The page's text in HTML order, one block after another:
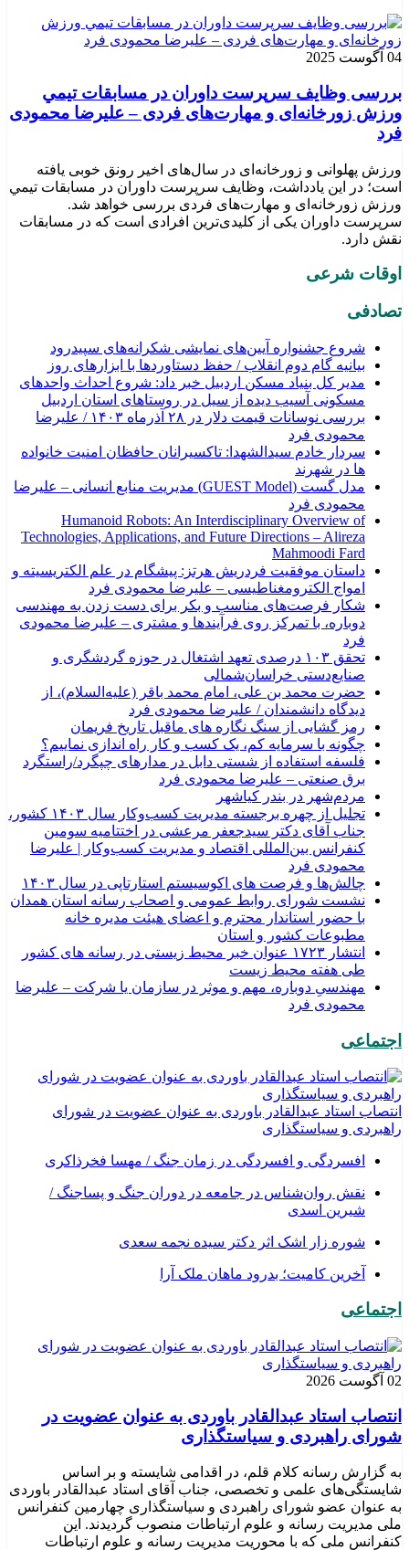
04 آگوست 2025
بررسی وظايف سرپرست داوران در مسابقات تیمي
ورزش زورخانه‌ای و مهارت‌های فردی – علیرضا محمودی
فرد
ورزش پهلوانی و زورخانه‌ای در سال‌های اخیر رونق خوبی یافته
است؛ در این یادداشت، وظایف سرپرست داوران در مسابقات تیمي
ورزش زورخانه‌ای و مهارت‌های فردی بررسی خواهد شد.
سرپرست داوران یکی از کلیدی‌ترین افرادی است که در مسابقات
نقش دارد.
اوقات شرعی
تصادفی
شروع جشنواره آیین‌های نمایشی شکرانه‌های سپیدرود
بیانیه گام دوم انقلاب / حفظ دستاوردها با ابزارهای روز
مدیر کل بنیاد مسکن اردبیل خبر داد: شروع احداث واحدهای
مسکونی آسیب دیده از سیل در روستاهای استان اردبیل
بررسی نوسانات قیمت دلار در ۲۸ آذرماه ۱۴۰۳ / علیرضا
محمودی فرد
سردار خادم سیدالشهدا: تاکسیرانان حافظان امنیت خانواده
ها در شهرند
مدل گست (GUEST Model) مدیریت منابع انسانی – علیرضا
محمودی فرد
Humanoid Robots: An Interdisciplinary Overview of
Technologies, Applications, and Future Directions – Alireza
Mahmoodi Fard
داستان موفقیت فردریش هرتز: پیشگام در علم الکتریسیته و
امواج الکترومغناطیسی – علیرضا محمودی فرد
شکار فرصت‌های مناسب و بکر برای دست زدن به مهندسی
دوباره، با تمرکز روی فرآیندها و مشتری – علیرضا محمودی
فرد
تحقق ۱۰۳ درصدی تعهد اشتغال در حوزه گردشگری و
صنایع‌دستی خراسان‌شمالی
حضرت محمد بن علی، امام محمد باقر (علیه‌السلام)، از
دیدگاه دانشمندان / علیرضا محمودی فرد
رمز گشایی از سنگ نگاره های ماقبل تاریخ فریمان‎
چگونه با سرمایه کم، یک کسب و کار راه اندازی نماییم؟
فلسفه استفاده از شستی دابل در مدارهای چپگرد/راستگرد
برق صنعتی – علیرضا محمودی فرد
مردم‌شهر در بندر کیاشهر
تجلیل از چهره برجسته مدیریت کسب‌وکار سال ۱۴۰۳ کشور،
جناب آقای دکتر سیدجعفر مرعشی در اختتامیه سومین
کنفرانس بین‌المللی اقتصاد و مدیریت کسب‌وکار | علیرضا
محمودی فرد
چالش‌ها و فرصت های اکوسیستم استارتاپی در سال ۱۴۰۳
نشست شورای روابط عمومی و اصحاب رسانه استان همدان
با حضور استاندار محترم و اعضای هیئت مدیره خانه
مطبوعات کشور و استان
انتشار ۱۷۲۳ عنوان خبر محیط زیستی در رسانه های کشور
طی هفته محیط زیست
مهندسیِ دوباره، مهم و موثر در سازمان یا شرکت – علیرضا
محمودی فرد
اجتماعی
انتصاب استاد عبدالقادر باوردی به عنوان عضویت در شورای
راهبردی و سیاستگذاری
افسردگی و افسردگی در زمان جنگ / مهسا فخرذاکری
نقش روان‌شناس در جامعه در دوران جنگ و پساجنگ /
شیرین اسدی
شوره زار اشک اثر دکتر سیده نجمه سعدی
​آخرین کامیت؛ بدرود ماهان ملک آرا
اجتماعی
02 آگوست 2026
انتصاب استاد عبدالقادر باوردی به عنوان عضویت در
شورای راهبردی و سیاستگذاری
به گزارش رسانه کلام قلم، در اقدامی شایسته و بر اساس
شایستگی‌های علمی و تخصصی، جناب آقای استاد عبدالقادر باوردی
به عنوان عضو شورای راهبردی و سیاستگذاری چهارمین کنفرانس
ملی مدیریت رسانه و علوم ارتباطات منصوب گردیدند. این
کنفرانس ملی که با محوریت مدیریت رسانه و علوم ارتباطات